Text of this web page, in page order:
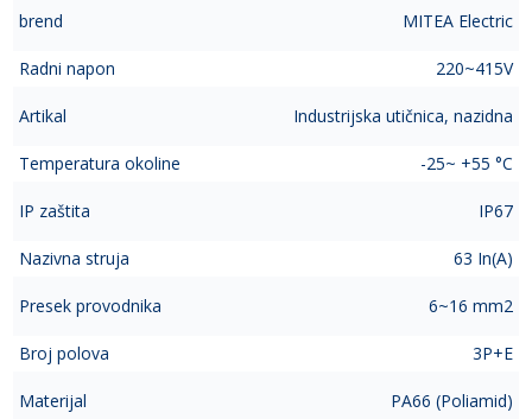
brend MITEA Electric
Radni napon 220~415V
Artikal Industrijska utičnica, nazidna
Temperatura okoline -25~ +55 °C
IP zaštita IP67
Nazivna struja 63 In(A)
Presek provodnika 6~16 mm2
Broj polova 3P+E
Materijal PA66 (Poliamid)